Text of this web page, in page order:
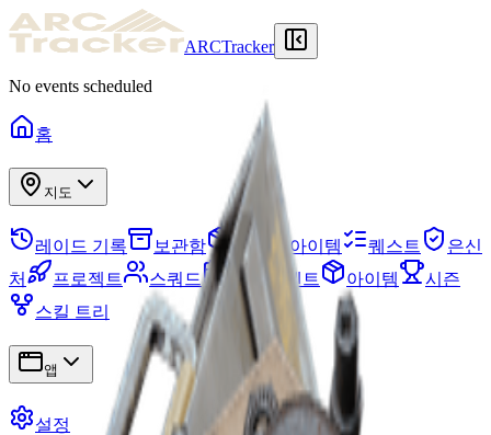
ARCTracker
No events scheduled
홈
지도
레이드 기록 보관함 필요한 아이템 퀘스트
은신
처
프로젝트 스쿼드 지도 이벤트 아이템
시즌
스킬 트리
앱
설정